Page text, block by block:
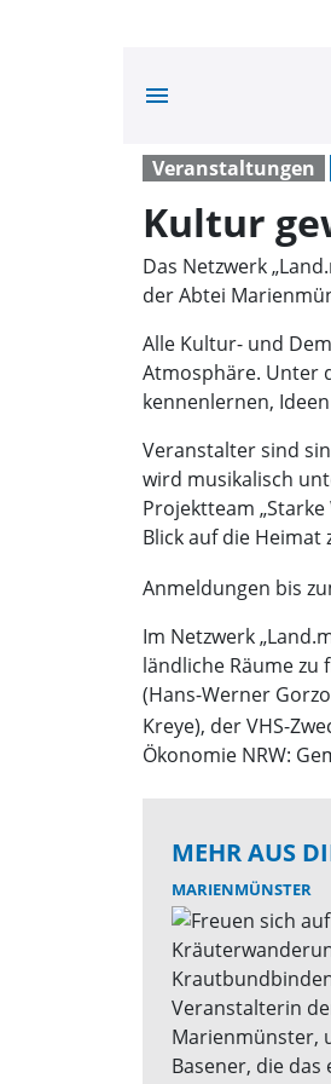
menu
Veranstaltungen
Kultur
Das Netzwerk
der Abtei
Alle Kultur- und
Atmosphäre. Unter
kennenlernen,
Veranstalter sind
wird musikalisch
Projektteam
Blick auf die
Anmeldungen bis
Im Netzwerk
ländliche Räume
(Hans-Werner
Kreye), der VHS-
Ökonomie NRW:
MEHR AUS
MARIENMÜNSTER